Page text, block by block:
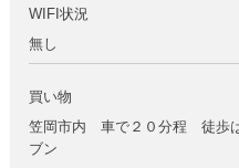
WIFI状況
無し
買い物
笠岡市内 車で２０分程 徒歩
ブン